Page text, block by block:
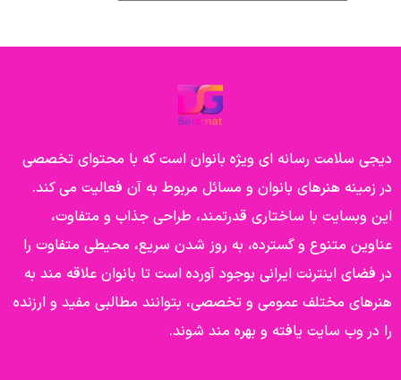
دیجی سلامت رسانه ای ویژه بانوان است که با محتوای تخصصی
در زمینه هنرهای بانوان و مسائل مربوط به آن فعالیت می کند.
این وبسایت با ساختاری قدرتمند، طراحی جذاب و متفاوت،
عناوین متنوع و گسترده، به روز شدن سریع، محیطی متفاوت را
در فضای اینترنت ایرانی بوجود آورده است تا بانوان علاقه مند به
هنرهای مختلف عمومی و تخصصی، بتوانند مطالبی مفید و ارزنده
را در وب سایت یافته و بهره مند شوند.